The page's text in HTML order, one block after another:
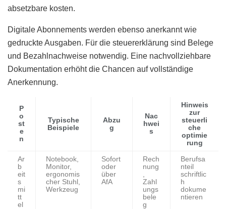
absetzbare kosten.
Digitale Abonnements werden ebenso anerkannt wie
gedruckte Ausgaben. Für die steuererklärung sind Belege
und Bezahlnachweise notwendig. Eine nachvollziehbare
Dokumentation erhöht die Chancen auf vollständige
Anerkennung.
P
o
st
e
n
Typische
Beispiele
Abzu
g
Nac
hwei
s
Hinweis
zur
steuerli
che
optimie
rung
Ar
b
eit
s
mi
tt
el
Notebook,
Monitor,
ergonomis
cher Stuhl,
Werkzeug
Sofort
oder
über
AfA
Rech
nung
Zahl
ungs
bele
g
Berufsa
nteil
schriftlic
h
dokume
ntieren